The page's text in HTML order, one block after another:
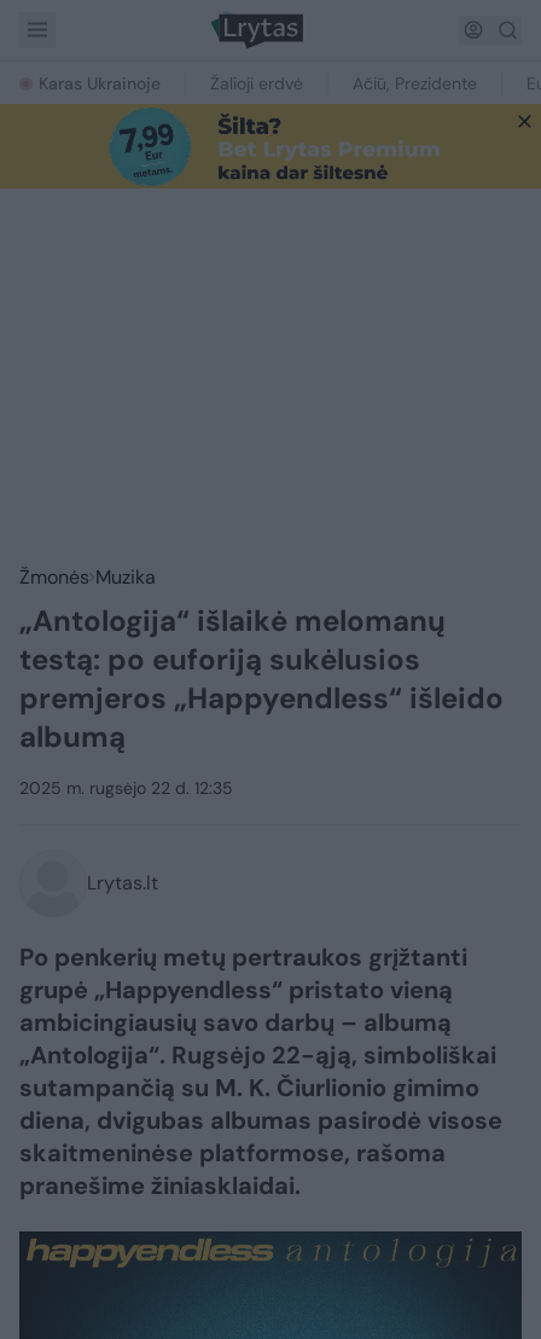
Karas Ukrainoje Žalioji erdvė Ačiū, Prezidente
Žmonės Muzika
„Antologija“ išlaikė melomanų
testą: po euforiją sukėlusios
premjeros „Happyendless“ išleido
albumą
2025 m. rugsėjo 22 d. 12:35
Lrytas.lt
Po penkerių metų pertraukos grįžtanti
grupė „Happyendless“ pristato vieną
ambicingiausių savo darbų – albumą
„Antologija“. Rugsėjo 22-ąją, simboliškai
sutampančią su M. K. Čiurlionio gimimo
diena, dvigubas albumas pasirodė visose
skaitmeninėse platformose, rašoma
pranešime žiniasklaidai.